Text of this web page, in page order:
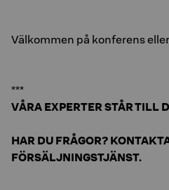
Välkommen på konferens
***
VÅRA EXPERTER STÅR TILL
HAR DU FRÅGOR?
FÖRSÄLJNINGSTJÄNST.